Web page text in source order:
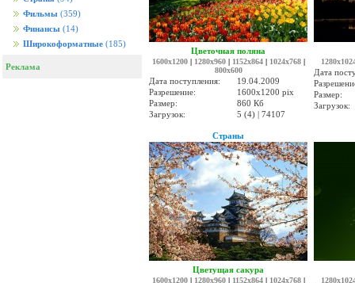
Фильмы (359)
Финансы (14)
Широкоформатные (185)
Реклама
Цветочная поляна
1600x1200| 1280x960| 1152x864| 1024x768|
800x600
Дата поступления:
19.04.2009
Разрешение:
1600x1200 pix
Размер:
860 Кб
Загрузок:
5 (4) | 74107
Дата
Размер:
Загрузок:
Страны
Цветущая сакура
1600x1200| 1280x960| 1152x864| 1024x768|